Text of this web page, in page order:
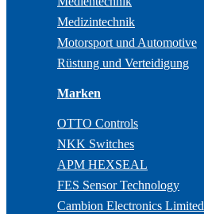
Medizintechnik
Motorsport und Automotive
Rüstung und Verteidigung
Marken
OTTO Controls
NKK Switches
APM HEXSEAL
FES Sensor Technology
Cambion Electronics Limited